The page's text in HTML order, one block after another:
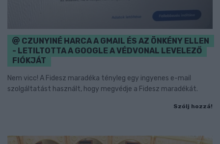
CZUNYINÉ HARCA A GMAIL ÉS AZ ÖNKÉNY ELLEN
- LETILTOTTA A GOOGLE A VÉDVONAL LEVELEZŐ
FIÓKJÁT
Nem vicc! A Fidesz maradéka tényleg egy ingyenes e-mail
szolgáltatást használt, hogy megvédje a Fidesz maradékát.
Szólj hozzá!